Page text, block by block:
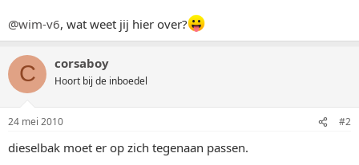
@wim-v6, wat weet jij hier over?
C corsaboy
Hoort bij de inboedel
24 mei 2010 #2
dieselbak moet er op zich tegenaan passen.